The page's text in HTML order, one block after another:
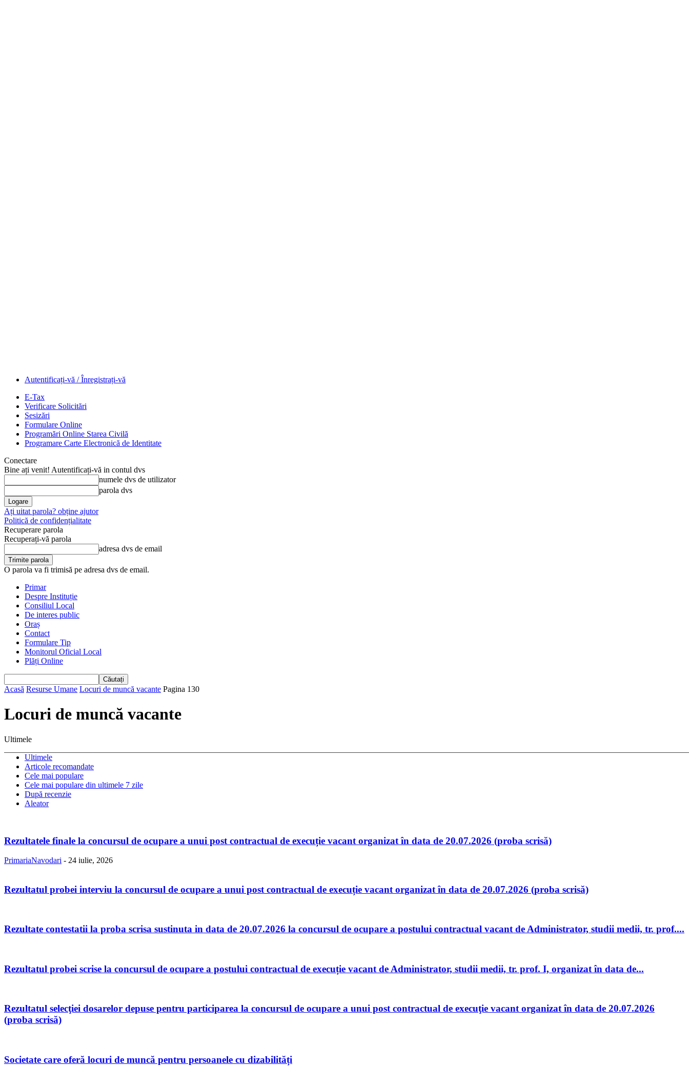
Autentificați-vă / Înregistrați-vă
E-Tax
Verificare Solicitări
Sesizări
Formulare Online
Programări Online Starea Civilă
Programare Carte Electronică de Identitate
Conectare
Bine ați venit! Autentificați-vă in contul dvs
numele dvs de utilizator
parola dvs
Ați uitat parola? obține ajutor
Politică de confidențialitate
Recuperare parola
Recuperați-vă parola
adresa dvs de email
O parola va fi trimisă pe adresa dvs de email.
Primar
Despre Instituție
Consiliul Local
De interes public
Oraș
Contact
Formulare Tip
Monitorul Oficial Local
Plăți Online
Acasă Resurse Umane Locuri de muncă vacante Pagina 130
Locuri de muncă vacante
Ultimele
Ultimele
Articole recomandate
Cele mai populare
Cele mai populare din ultimele 7 zile
După recenzie
Aleator
Rezultatele finale la concursul de ocupare a unui post contractual de execuție vacant organizat în data de 20.07.2026 (proba scrisă)
PrimariaNavodari - 24 iulie, 2026
Rezultatul probei interviu la concursul de ocupare a unui post contractual de execuție vacant organizat în data de 20.07.2026 (proba scrisă)
Rezultate contestatii la proba scrisa sustinuta in data de 20.07.2026 la concursul de ocupare a postului contractual vacant de Administrator, studii medii, tr. prof....
Rezultatul probei scrise la concursul de ocupare a postului contractual de execuție vacant de Administrator, studii medii, tr. prof. I, organizat în data de...
Rezultatul selecţiei dosarelor depuse pentru participarea la concursul de ocupare a unui post contractual de execuţie vacant organizat în data de 20.07.2026
(proba scrisă)
Societate care oferă locuri de muncă pentru persoanele cu dizabilități